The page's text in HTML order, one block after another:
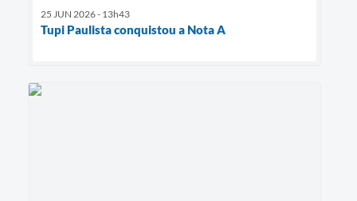
25 JUN 2026 - 13h43
Tupi Paulista conquistou a Nota A